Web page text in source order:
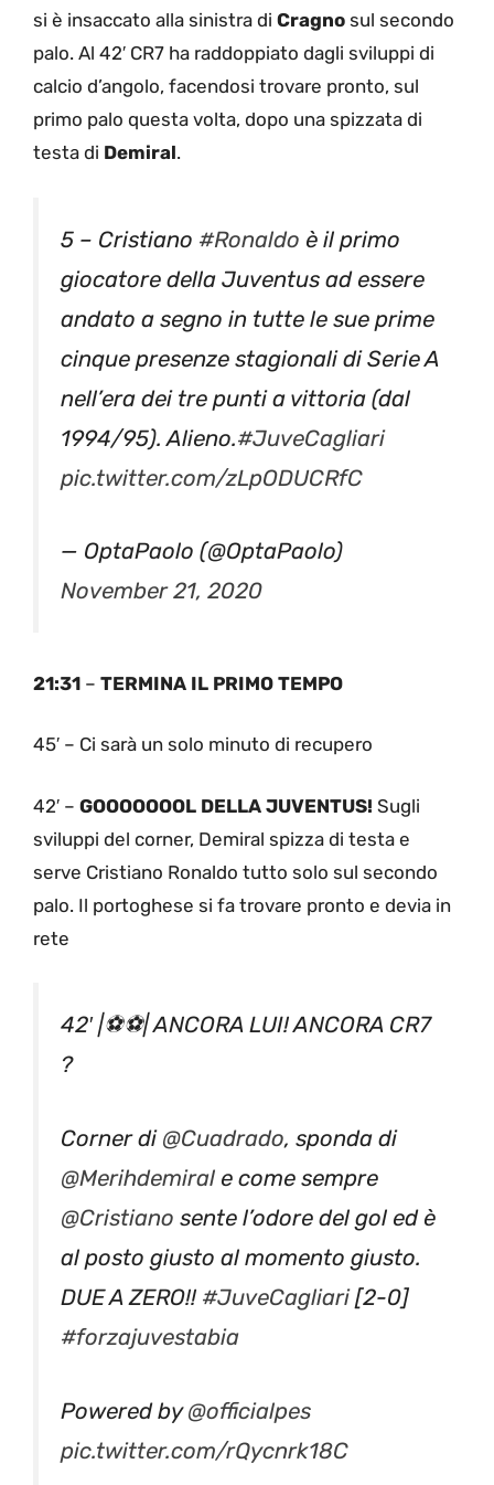
si è insaccato alla sinistra di Cragno sul secondo
palo. Al 42′ CR7 ha raddoppiato dagli sviluppi di
calcio d’angolo, facendosi trovare pronto, sul
primo palo questa volta, dopo una spizzata di
testa di Demiral.
5 – Cristiano #Ronaldo è il primo
giocatore della Juventus ad essere
andato a segno in tutte le sue prime
cinque presenze stagionali di Serie A
nell’era dei tre punti a vittoria (dal
1994/95). Alieno.#JuveCagliari
pic.twitter.com/zLpODUCRfC
— OptaPaolo (@OptaPaolo)
November 21, 2020
21:31 – TERMINA IL PRIMO TEMPO
45′ – Ci sarà un solo minuto di recupero
42′ – GOOOOOOOL DELLA JUVENTUS! Sugli
sviluppi del corner, Demiral spizza di testa e
serve Cristiano Ronaldo tutto solo sul secondo
palo. Il portoghese si fa trovare pronto e devia in
rete
42′ |⚽️⚽️| ANCORA LUI! ANCORA CR7
?
Corner di @Cuadrado, sponda di
@Merihdemiral e come sempre
@Cristiano sente l’odore del gol ed è
al posto giusto al momento giusto.
DUE A ZERO!! #JuveCagliari[2-0]
#forzajuvestabia
Powered by@officialpes
pic.twitter.com/rQycnrk18C